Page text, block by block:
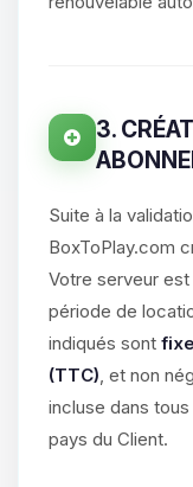
3.
Suite à la
BoxToPlay.com
Votre serveur est
période de
indiqués sont
(TTC), et non
incluse dans
pays du Client.
09/08/